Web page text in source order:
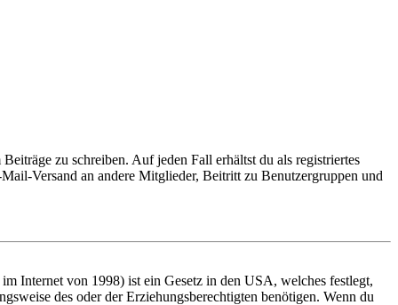
zu schreiben. Auf jeden Fall erhältst du als registriertes
Versand an andere Mitglieder, Beitritt zu Benutzergruppen und
Internet von 1998) ist ein Gesetz in den USA, welches festlegt,
des oder der Erziehungsberechtigten benötigen. Wenn du